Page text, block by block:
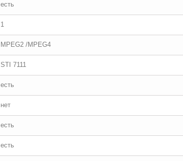
есть
1
MPEG2 /MPEG4
STI 7111
есть
нет
есть
есть